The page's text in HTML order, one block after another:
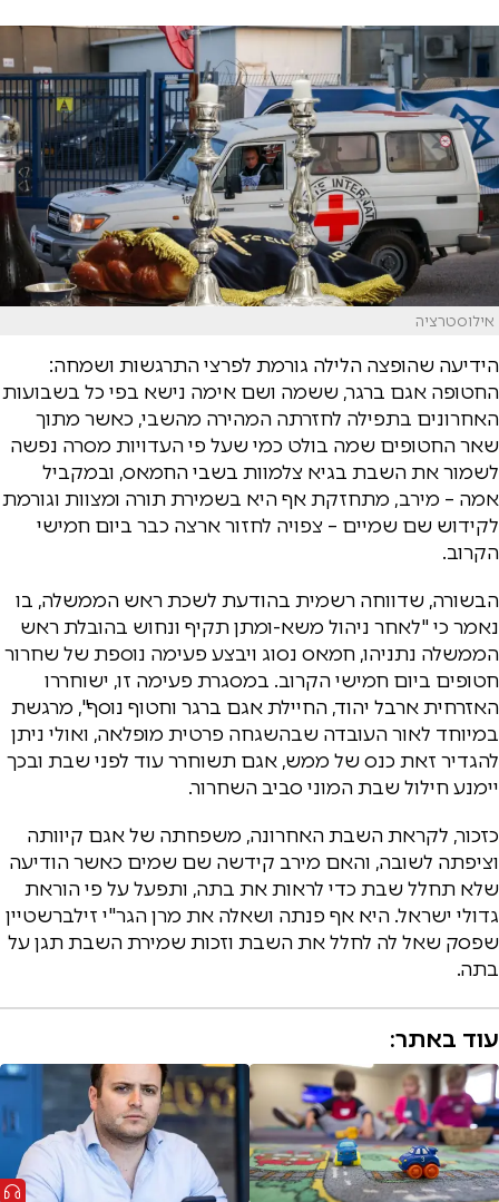
אילוסטרציה
הידיעה שהופצה הלילה גורמת לפרצי התרגשות ושמחה:
החטופה אגם ברגר, ששמה ושם אימה נישא בפי כל בשבועות
האחרונים בתפילה לחזרתה המהירה מהשבי, כאשר מתוך
שאר החטופים שמה בולט כמי שעל פי העדויות מסרה נפשה
לשמור את השבת בגיא צלמוות בשבי החמאס, ובמקביל
אמה – מירב, מתחזקת אף היא בשמירת תורה ומצוות וגורמת
לקידוש שם שמיים – צפויה לחזור ארצה כבר ביום חמישי
הקרוב.
הבשורה, שדווחה רשמית בהודעת לשכת ראש הממשלה, בו
נאמר כי "לאחר ניהול משא-ומתן תקיף ונחוש בהובלת ראש
הממשלה נתניהו, חמאס נסוג ויבצע פעימה נוספת של שחרור
חטופים ביום חמישי הקרוב. במסגרת פעימה זו, ישוחררו
האזרחית ארבל יהוד, החיילת אגם ברגר וחטוף נוסף", מרגשת
במיוחד לאור העובדה שבהשגחה פרטית מופלאה, ואולי ניתן
להגדיר זאת כנס של ממש, אגם תשוחרר עוד לפני שבת ובכך
יימנע חילול שבת המוני סביב השחרור.
כזכור, לקראת השבת האחרונה, משפחתה של אגם קיוותה
וציפתה לשובה, והאם מירב קידשה שם שמים כאשר הודיעה
שלא תחלל שבת כדי לראות את בתה, ותפעל על פי הוראת
גדולי ישראל. היא אף פנתה ושאלה את מרן הגר"י זילברשטיין
שפסק שאל לה לחלל את השבת וזכות שמירת השבת תגן על
בתה.
עוד באתר: